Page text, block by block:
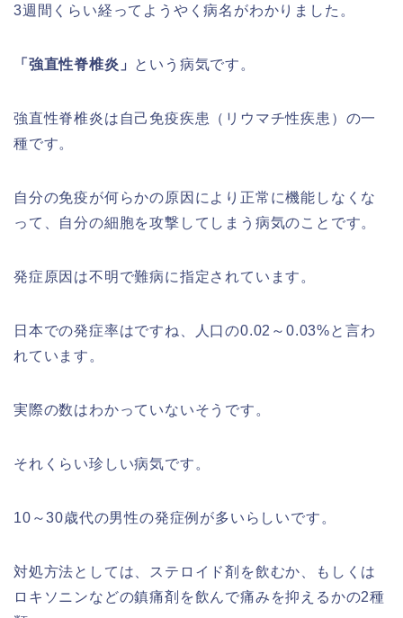
3週間くらい経ってようやく病名がわかりました。
「強直性脊椎炎」 という病気です。
強直性脊椎炎は自己免疫疾患（リウマチ性疾患）の一
種です。
自分の免疫が何らかの原因により正常に機能しなくな
って、自分の細胞を攻撃してしまう病気のことです。
発症原因は不明で難病に指定されています。
日本での発症率はですね、人口の0.02～0.03%と言わ
れています。
実際の数はわかっていないそうです。
それくらい珍しい病気です。
10～30歳代の男性の発症例が多いらしいです。
対処方法としては、ステロイド剤を飲むか、もしくは
ロキソニンなどの鎮痛剤を飲んで痛みを抑えるかの2種